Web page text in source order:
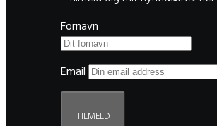
Fornavn
Email